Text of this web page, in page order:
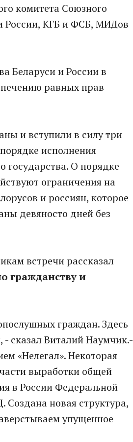
комитета Союзного
России, КГБ и ФСБ, МИДов
Беларуси и России в
равных прав
и вступили в силу три
исполнения
государства. О порядке
ограничения на
и россиян, которое
девяносто дней без
встречи рассказал
гражданству и
граждан. Здесь
сказал Виталий Наумчик.-
«Нелегал». Некоторая
выработки общей
в России Федеральной
новая структура,
упущенное